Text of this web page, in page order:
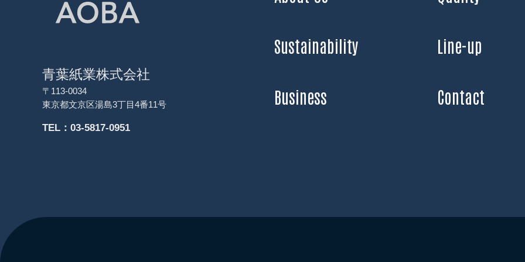
青葉紙業株式会社
〒113-0034
東京都文京区湯島3丁目4番11号
TEL：03-5817-0951
Sustainability
Business
Line-up
Contact